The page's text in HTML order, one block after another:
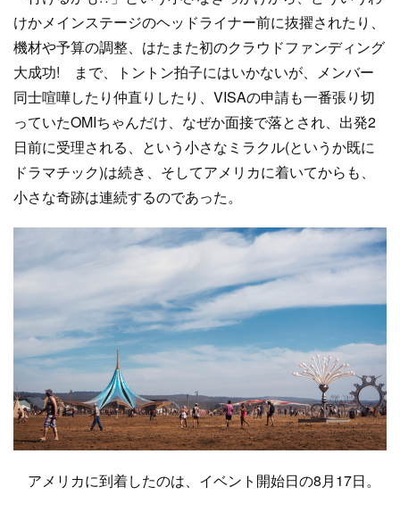
けかメインステージのヘッドライナー前に抜擢されたり、
機材や予算の調整、はたまた初のクラウドファンディング
大成功! まで、トントン拍子にはいかないが、メンバー
同士喧嘩したり仲直りしたり、VISAの申請も一番張り切
っていたOMIちゃんだけ、なぜか面接で落とされ、出発2
日前に受理される、という小さなミラクル(というか既に
ドラマチック)は続き、そしてアメリカに着いてからも、
小さな奇跡は連続するのであった。
アメリカに到着したのは、イベント開始日の8月17日。